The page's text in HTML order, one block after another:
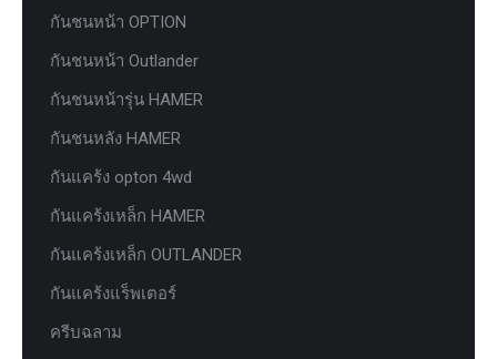
กันชนหน้า OPTION
กันชนหน้า Outlander
กันชนหน้ารุ่น HAMER
กันชนหลัง HAMER
กันแคร้ง opton 4wd
กันแคร้งเหล็ก HAMER
กันแคร้งเหล็ก OUTLANDER
กันแคร้งแร็พเตอร์
ครีบฉลาม